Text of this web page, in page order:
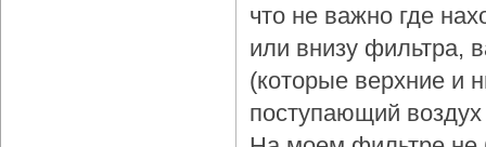
что не важно где
или внизу фильтра,
(которые верхние и
поступающий